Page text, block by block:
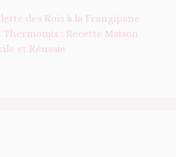
des Rois à la Frangipane
Thermomix : Recette Maison
et Réussie